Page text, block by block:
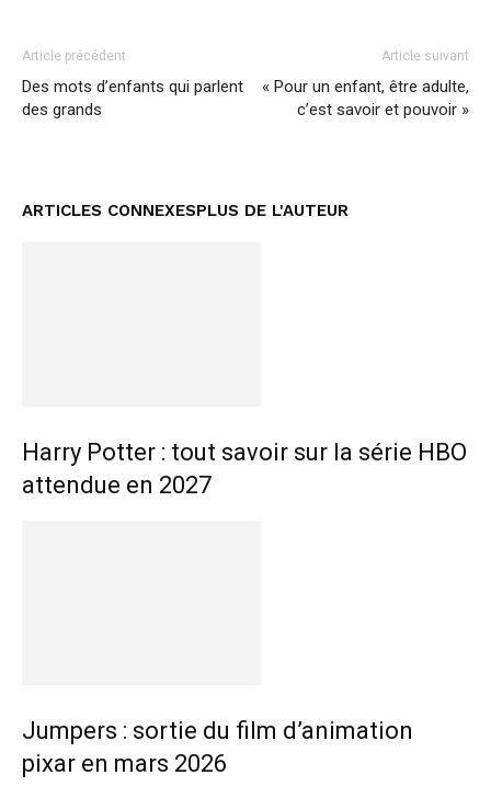
Article précédent
Des mots d’enfants qui parlent
des grands
Article suivant
« Pour un enfant, être adulte,
c’est savoir et pouvoir »
ARTICLES CONNEXESPLUS DE L'AUTEUR
Harry Potter : tout savoir sur la série HBO
attendue en 2027
Jumpers : sortie du film d’animation
pixar en mars 2026